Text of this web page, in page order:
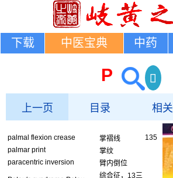
下载 中医宝典 中药
P
上一页 目录 相关
palmal flexion crease 掌褶线
135
palmar print
掌纹
paracentric inversion
臂内倒位
综合征，13三